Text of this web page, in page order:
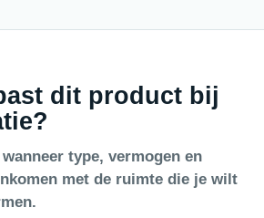
dit product bij
type, vermogen en
met de ruimte die je wilt